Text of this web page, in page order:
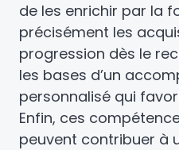
de les enrichir par la
précisément les
progression dès le
les bases d’un
personnalisé qui
Enfin, ces
peuvent contribuer à